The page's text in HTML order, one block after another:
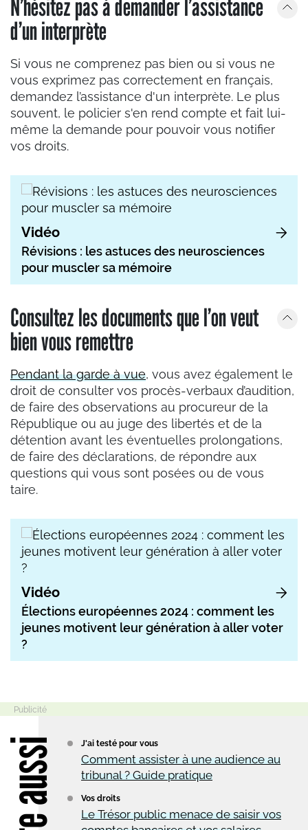
N’hésitez pas à demander l’assistance
d’un interprète
Si vous ne comprenez pas bien ou si vous ne
vous exprimez pas correctement en français,
demandez l’assistance d'un interprète. Le plus
souvent, le policier s'en rend compte et fait lui-
même la demande pour pouvoir vous notifier
vos droits.
Vidéo
Révisions : les astuces des neurosciences
pour muscler sa mémoire
Consultez les documents que l’on veut
bien vous remettre
Pendant la garde à vue, vous avez également le
droit de consulter vos procès-verbaux d’audition,
de faire des observations au procureur de la
République ou au juge des libertés et de la
détention avant les éventuelles prolongations,
de faire des déclarations, de répondre aux
questions qui vous sont posées ou de vous
taire.
Vidéo
Élections européennes 2024 : comment les
jeunes motivent leur génération à aller voter
?
J'ai testé pour vous
Comment assister à une audience au
tribunal ? Guide pratique
Vos droits
Le Trésor public menace de saisir vos